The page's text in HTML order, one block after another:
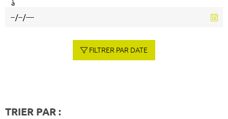
à
FILTRER PAR DATE
TRIER PAR :